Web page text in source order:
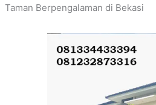
Taman Berpengalaman di Bekasi